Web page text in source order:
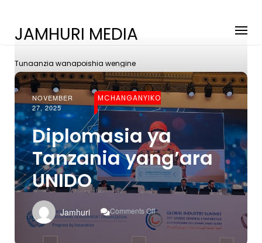
JAMHURI MEDIA
Tunaanzia wanapoishia wengine
NOVEMBER
27, 2025
MCHANGANYIKO
Diplomasia ya
Tanzania yang’ara
UNIDO
Jamhuri Comments Off
Diplomasia
Ya